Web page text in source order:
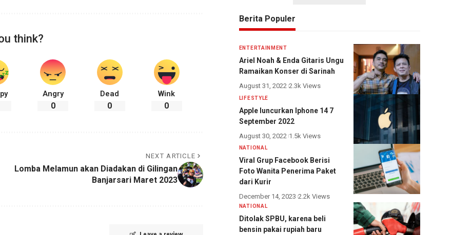
think?
Angry
0
Dead
0
Wink
0
NEXT ARTICLE
Lomba Melamun akan Diadakan di Gilingan
Banjarsari Maret 2023
Berita Populer
ENTERTAINMENT
Ariel Noah & Enda Gitaris Ungu
Ramaikan Konser di Sarinah
August 31, 2022 2.3k Views
LIFESTYLE
Apple luncurkan Iphone 14 7
September 2022
August 30, 2022 1.5k Views
NATIONAL
Viral Grup Facebook Berisi
Foto Wanita Penerima Paket
dari Kurir
December 14, 2023 2.2k Views
NATIONAL
Ditolak SPBU, karena beli
bensin pakai rupiah baru